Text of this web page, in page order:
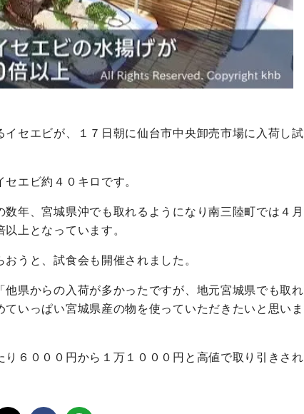
セエビが、１７日朝に仙台市中央卸売市場に入荷し試
エビ約４０キロです。
年、宮城県沖でも取れるようになり南三陸町では４月
上となっています。
うと、試食会も開催されました。
県からの入荷が多かったですが、地元宮城県でも取れ
いっぱい宮城県産の物を使っていただきたいと思いま
６０００円から１万１０００円と高値で取り引きされ